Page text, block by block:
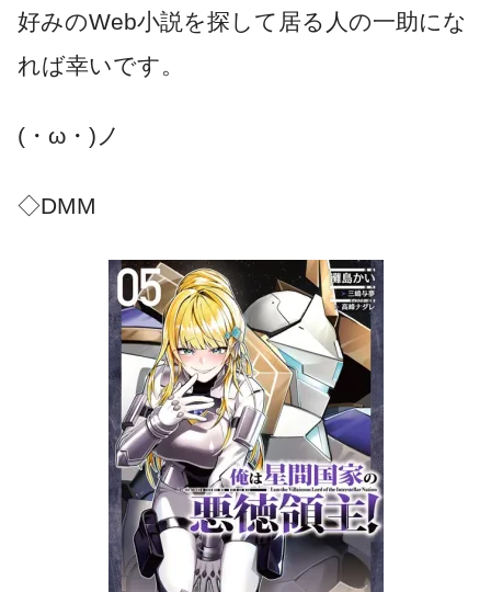
好みのWeb小説を探して居る人の一助にな
れば幸いです。
(・ω・)ノ
◇DMM